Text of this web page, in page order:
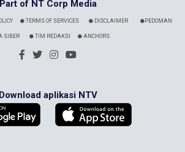
Part of NT Corp Media
TERMS OF SERVICES DISCLAIMER PEDOMAN
SIBER TIM REDAKSI ANCHORS
Download aplikasi NTV